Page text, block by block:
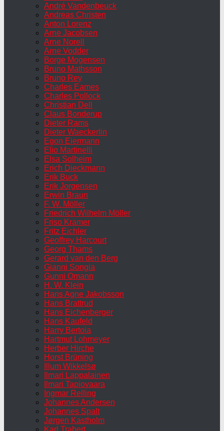
André Vandenbeuck
Andreas Christen
Anton Lorenz
Arne Jacobsen
Arne Norell
Arne Vodder
Borge Mogensen
Bruno Mathsson
Bruno Rey
Charles Eames
Charles Pollock
Christian Dell
Claus Bonderup
Dieter Rams
Dieter Waeckerlin
Egon Eiermann
Elio Martinelli
Elsa Solheim
Erich Dieckmann
Erik Buck
Erik Jorgensen
Erwin Braun
F. W. Möller
Friedrich Wilhelm Möller
Friso Kramer
Fritz Eichler
Geoffrey Harcourt
Georg Thams
Gerard van den Berg
Gianni Songia
Gunni Omann
H. W. Klein
Hans Agne Jakobsson
Hans Brattrud
Hans Eichenberger
Hans Kaufeld
Harry Bertoia
Hartmut Lohmeyer
Herber Hirche
Horst Brüning
Illum Wikkelsø
Ilmari Lappalainen
Ilmari Tapiovaara
Ingmar Relling
Johannes Andersen
Johannes Spalt
Jørgen Kastholm
Karl Trabert